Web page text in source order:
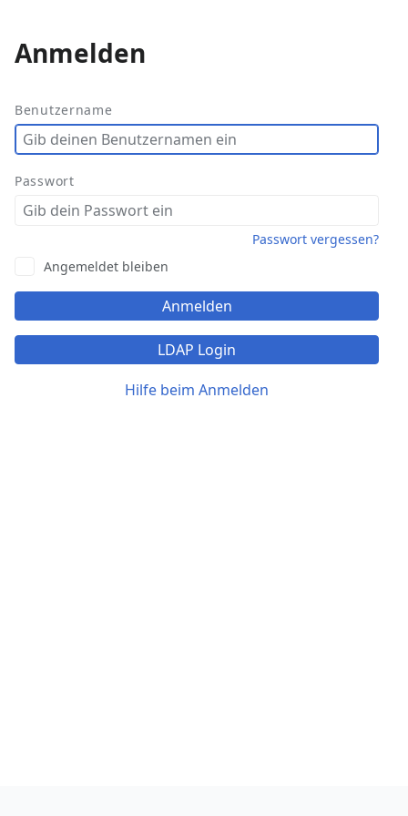
Anmelden
Benutzername
Passwort
Angemeldet bleiben
Anmelden
LDAP Login
Hilfe beim Anmelden
Passwort vergessen?